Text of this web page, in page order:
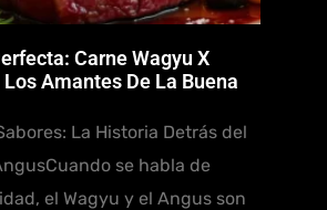
Carne Wagyu X
Amantes De La Buena
La Historia Detrás del
se habla de
el Wagyu y el Angus son